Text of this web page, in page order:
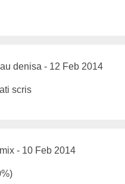
denisa - 12 Feb 2014
scris
- 10 Feb 2014